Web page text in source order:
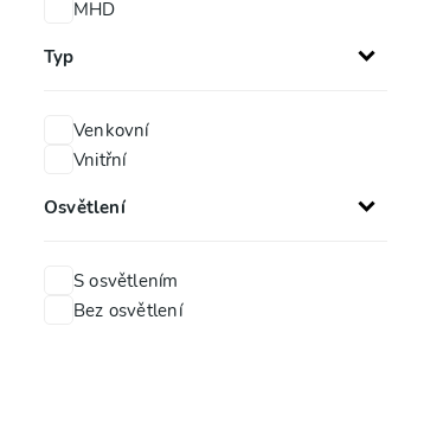
MHD
Typ
Venkovní
Vnitřní
Osvětlení
S osvětlením
Bez osvětlení